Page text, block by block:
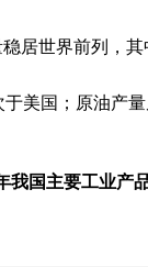
居世界前列，
于美国；原油产
我国主要工业产